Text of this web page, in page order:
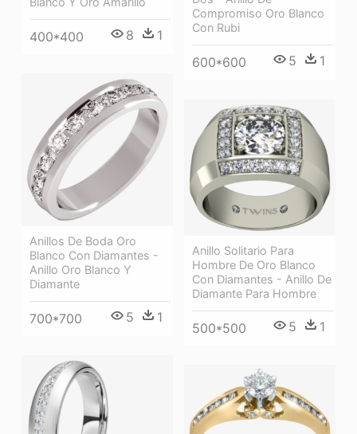
400*400 8 1
Compromiso Oro Blanco
Con Rubi
600*600 5 1
Anillos De Boda Oro
Blanco Con Diamantes -
Anillo Oro Blanco Y
Diamante
700*700 5 1
Anillo Solitario Para
Hombre De Oro Blanco
Con Diamantes - Anillo De
Diamante Para Hombre
500*500 5 1